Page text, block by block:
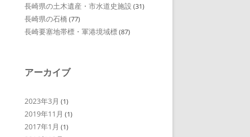
長崎県の土木遺産・市水道史施設 (31)
長崎県の石橋 (77)
長崎要塞地帯標・軍港境域標(87)
アーカイブ
2023年3月 (1)
2019年11月 (1)
2017年1月 (1)